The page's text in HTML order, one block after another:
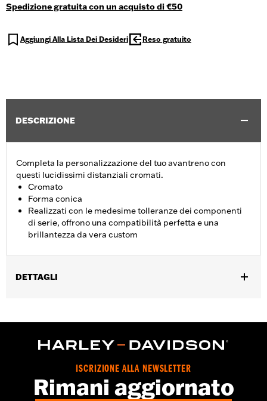
Spedizione gratuita con un acquisto di €50
Aggiungi Alla Lista Dei Desideri Reso gratuito
DESCRIZIONE
Completa la personalizzazione del tuo avantreno con
questi lucidissimi distanziali cromati.
Cromato
Forma conica
Realizzati con le medesime tolleranze dei componenti
di serie, offrono una compatibilità perfetta e una
brillantezza da vera custom
DETTAGLI
Venduti singolarmente:Coppia
sinistro per la ruota anterioreISCRIZIONE ALLA NEWSLETTER
Rimani aggiornato